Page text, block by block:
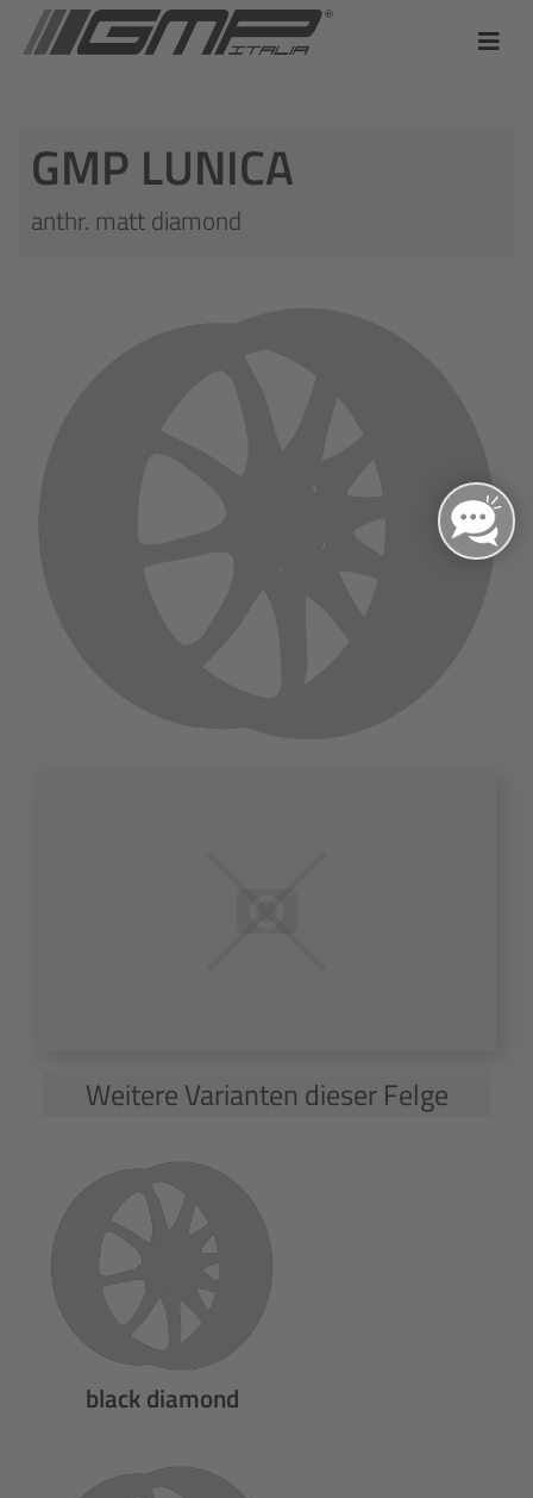
GMP LUNICA
anthr. matt diamond
Weitere Varianten dieser Felge
black diamond